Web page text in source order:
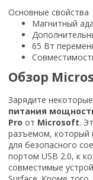
Основные свойства
Магнитный
65 Вт
Обзор
Зарядите
питания
Pro от Microsoft.
разъемом, который
для безопасного
портом USB 2.0, к
совместимые